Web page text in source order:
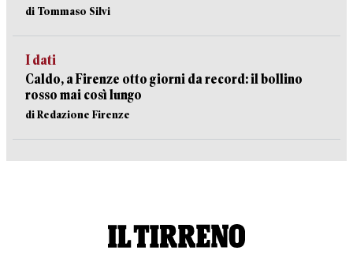
di Tommaso Silvi
I dati
Caldo, a Firenze otto giorni da record: il bollino
rosso mai così lungo
di Redazione Firenze